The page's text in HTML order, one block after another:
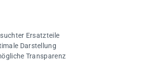
Ersatzteile
Darstellung
Transparenz